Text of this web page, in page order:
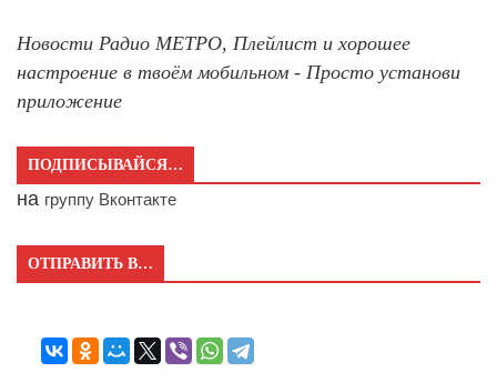
Новости Радио МЕТРО, Плейлист и хорошее
настроение в твоём мобильном - Просто установи
приложение
ПОДПИСЫВАЙСЯ…
на группу Вконтакте
ОТПРАВИТЬ В…